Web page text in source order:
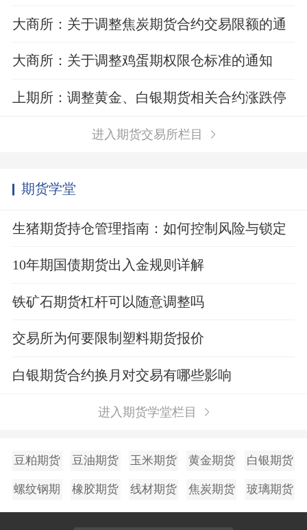
平的通知
大商所：关于调整焦炭期货合约交易限额的通
知
大商所：关于调整鸡蛋期权限仓标准的通知
上期所：调整黄金、白银期货相关合约涨跌停
板幅度和交易保证金比例
进入期货交易所栏目
期货学堂
生猪期货持仓管理指南：如何控制风险与锁定
利润？
10年期国债期货出入金规则详解
铁矿石期货杠杆可以随意调整吗
交易所为何要限制塑料期货报价
白银期货合约换月对交易有哪些影响
进入期货学堂栏目
豆粕期货 豆油期货 玉米期货 黄金期货 白银期货
螺纹钢期
橡胶期货 线材期货 焦炭期货 玻璃期货